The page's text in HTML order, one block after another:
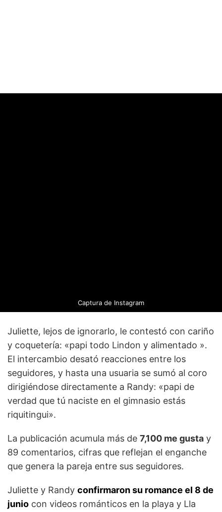
Captura de Instagram
Juliette, lejos de ignorarlo, le contestó con cariño
y coquetería: «papi todo Lindon y alimentado ».
El intercambio desató reacciones entre los
seguidores, y hasta una usuaria se sumó al coro
dirigiéndose directamente a Randy: «papi de
verdad que tú naciste en el gimnasio estás
riquitingui».
La publicación acumula más de 7,100 me gusta y
89 comentarios, cifras que reflejan el enganche
que genera la pareja entre sus seguidores.
Juliette y Randy confirmaron su romance el 8 de
junio con videos románticos en la playa y Lla